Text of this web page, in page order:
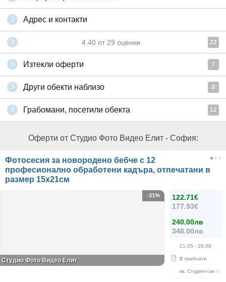
Адрес и контакти
4.40 от 29 оценки 22
Изтекли оферти 7
Други обекти наблизо 8
Грабомани, посетили обекта 12
Оферти от Студио Фото Видео Елит - София:
Фотосесия за новородено бебче с 12
професионално обработени кадъра, отпечатани в
размер 15х21см
122.71€
177.93€
240.00лв
348.00лв
21.05 - 28.08
2 грабнати
кв. Студентски
-31%
Студио Фото Видео Елит